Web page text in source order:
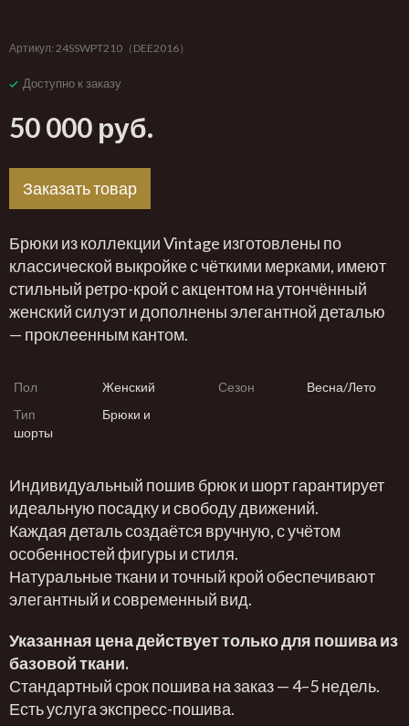
Артикул: 24SSWPT210（DEE2016）
Доступно к заказу
50 000 руб.
Заказать товар
Брюки из коллекции Vintage изготовлены по
классической выкройке с чёткими мерками, имеют
стильный ретро-крой с акцентом на утончённый
женский силуэт и дополнены элегантной деталью
— проклеенным кантом.
Пол Женский Сезон
Весна/Лето
Тип
Брюки и
шорты
Индивидуальный пошив брюк и шорт гарантирует
идеальную посадку и свободу движений.
Каждая деталь создаётся вручную, с учётом
особенностей фигуры и стиля.
Натуральные ткани и точный крой обеспечивают
элегантный и современный вид.
Указанная цена действует только для пошива из
базовой ткани.
Стандартный срок пошива на заказ — 4–5 недель.
Есть услуга экспресс-пошива.